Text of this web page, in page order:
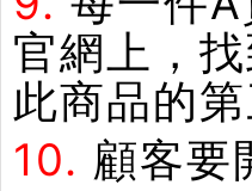
官網上，
此商品的
10. 顧客要